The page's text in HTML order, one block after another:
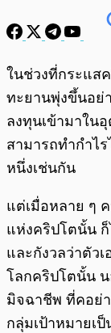
พร้อมเล่น
ในช่วงที่กระแส
ทะยานพุ่งขึ้นอย่
ลงทุนเข้ามาใน
สามารถทำกำไ
หนึ่งเช่นกัน
แต่เมื่อหลาย ๆ
แห่งคริปโตนั้น ก็
และกังวลว่าตัว
โลกคริปโตนั้น น
มิจฉาชีพ ที่คอย่
กลุ่มเป้าหมายเ